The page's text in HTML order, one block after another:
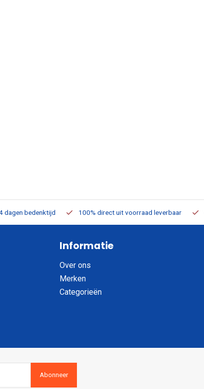
dagen bedenktijd 100% direct uit voorraad leverbaar
Informatie
Over ons
Merken
Categorieën
Abonneer